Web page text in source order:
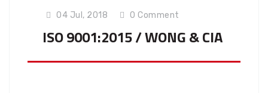
04 Jul, 2018 0 Comment
ISO 9001:2015 / WONG & CIA